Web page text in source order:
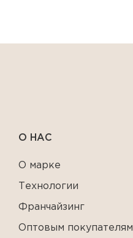
О НАС
О марке
Технологии
Франчайзинг
Оптовым покупателям